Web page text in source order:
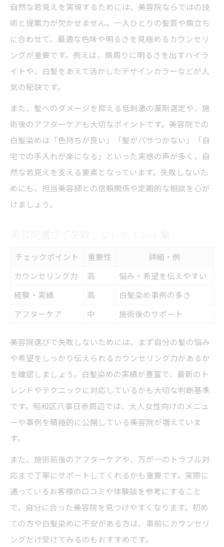
自然な若見えを実現するためには、美容院ならではの技
術と提案力が欠かせません。一人ひとりの髪質や顔立ち
に合わせて、最適な色味や明るさを見極めるカウンセリ
ングが重要です。例えば、顔周りに明るさを出すハイラ
イトや、白髪をあえて活かしたデザインカラーなどが人
気の秘訣です。
また、髪へのダメージを抑える低刺激の薬剤選定や、施
術後のアフターケアも大切なポイントです。美容院での
白髪染めは「色持ちが良い」「髪がパサつかない」「自
宅での手入れが楽になる」といった実感の声が多く、自
然な若見えを支える要素となっています。失敗しないた
めにも、担当美容師との信頼関係や定期的な相談を心が
けましょう。
チェックポイント 重要性
詳細・例
カウンセリング力
高
悩み・希望を伝えやすい
経験・実績
高
白髪染め事例の多さ
アフターケア
中 施術後のサポート
美容院選びで失敗しないためには、まず自分の髪の悩み
や希望をしっかり伝えられるカウンセリング力があるか
を確認しましょう。白髪染めの実績が豊富で、最新のト
レンドやテクニックに対応しているかも大切な判断基準
です。昭和区八事日赤周辺では、大人女性向けのメニュ
ーや事例を積極的に公開している美容院が増えていま
す。
また、施術前後のアフターケアや、万が一のトラブル対
応まで丁寧にサポートしてくれるかも重要です。実際に
通っているお客様の口コミや体験談を参考にすること
で、自分に合った美容院を見つけやすくなります。初め
ての方や白髪染めに不安がある方は、事前にカウンセリ
ングだけ受けてみるのもおすすめです。